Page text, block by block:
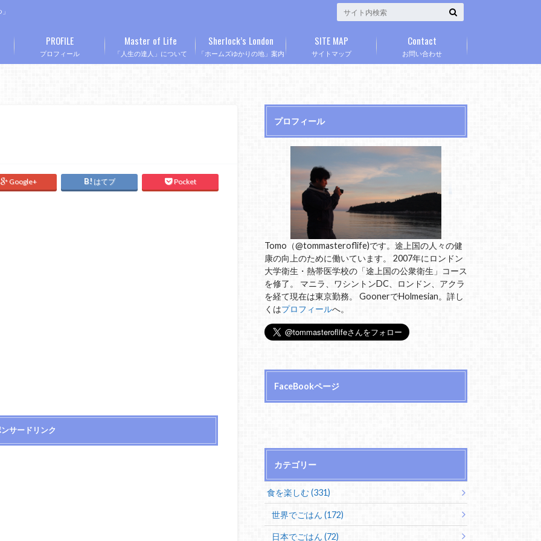
プロフィール
PROFILE
「人生の達人」について
Master of Life
「ホームズゆかりの地」案内
Sherlock’s London
サイトマップ
SITE MAP
お問い合わせ
Contact
Google+ はてブ Pocket
サードリンク
プロフィール
Tomo（@tommasteroflife)です。途上国の人々の健
康の向上のために働いています。 2007年にロンドン
大学衛生・熱帯医学校の「途上国の公衆衛生」コース
を修了。 マニラ、ワシントンDC、ロンドン、アクラ
を経て現在は東京勤務。 GoonerでHolmesian。詳し
くはプロフィールへ。
FaceBookページ
カテゴリー
食を楽しむ (331)
世界でごはん (172)
日本でごはん (72)